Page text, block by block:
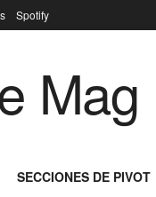
Spotify
SECCIONES DE PIVOT